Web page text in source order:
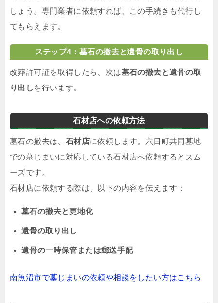
しょう。専門業者に依頼すれば、この手続きも代行し
てもらえます。
ステップ4：墓石の撤去と遺骨の取り出し
改葬許可証を取得したら、次は墓石の撤去と遺骨の取
り出し を行います。
石材店への依頼方法
墓石の撤去は、 石材店に依頼します。六日町共同墓地
での墓じまいに対応している石材店へ依頼するとスム
ーズです。
石材店に依頼する際は、以下の内容を伝えます：
墓石の撤去と更地化
遺骨の取り出し
遺骨の一時保管または郵送手配
南魚沼市で墓じまいの依頼や相談をしたい方はこちら